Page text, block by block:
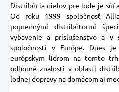
Distribúcia dielov pre lode je
Od roku 1999 spoločnosť
poprednými distribútormi
vybavenie a príslušenstvo a v
spoločností v Európe. Dnes
európskym lídrom na tomto
odborné znalosti v oblasti
lodnej dopravy na domácom aj